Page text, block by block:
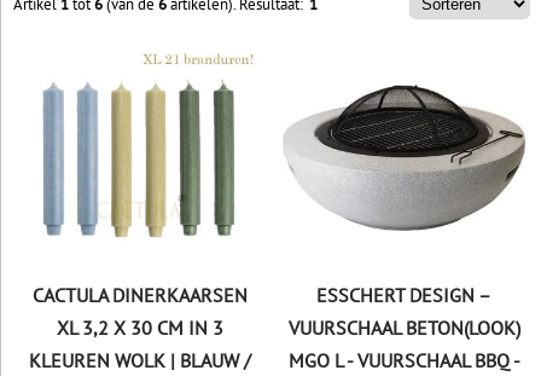
Artikel 1tot6(van de 6artikelen). Resultaat: 1
CACTULA DINERKAARSEN
XL 3,2 X 30 CM IN 3
KLEUREN WOLK | BLAUW /
ESSCHERT DESIGN –
VUURSCHAAL BETON(LOOK)
MGO L - VUURSCHAAL BBQ -